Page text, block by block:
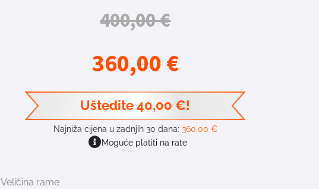
400,00€
360,00€
Uštedite40,00 €!
Najniža cijena u zadnjih 30 dana: 360,00 €
Moguće platiti na rate
Veličina rame